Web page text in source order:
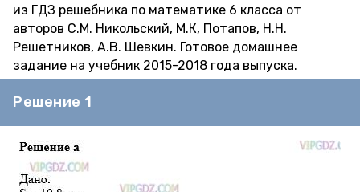
из ГДЗ решебника по математике 6 класса от
авторов С.М. Никольский, М.К, Потапов, Н.Н.
Решетников, А.В. Шевкин. Готовое домашнее
задание на учебник 2015-2018 года выпуска.
Решение 1